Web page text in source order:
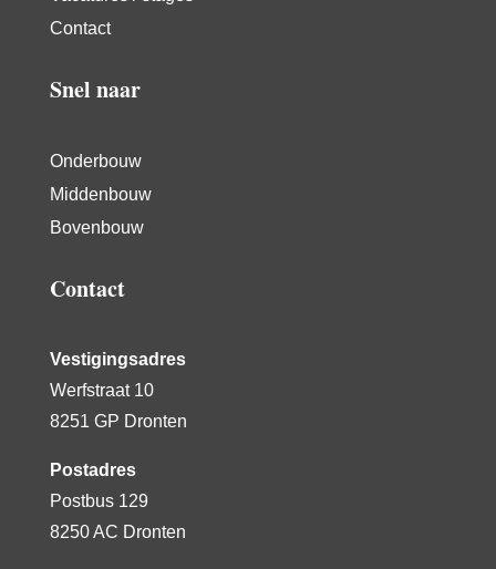
Contact
Snel naar
Onderbouw
Middenbouw
Bovenbouw
Contact
Vestigingsadres
Werfstraat 10
8251 GP Dronten
Postadres
Postbus 129
8250 AC Dronten